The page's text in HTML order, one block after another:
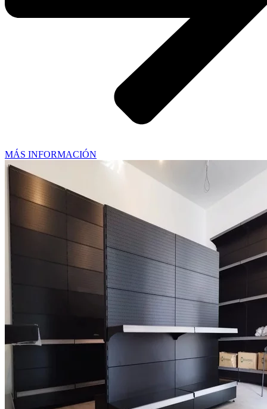
MÁS INFORMACIÓN